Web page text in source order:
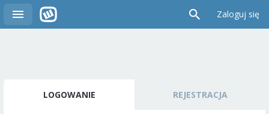
Zaloguj się
LOGOWANIE REJESTRACJA